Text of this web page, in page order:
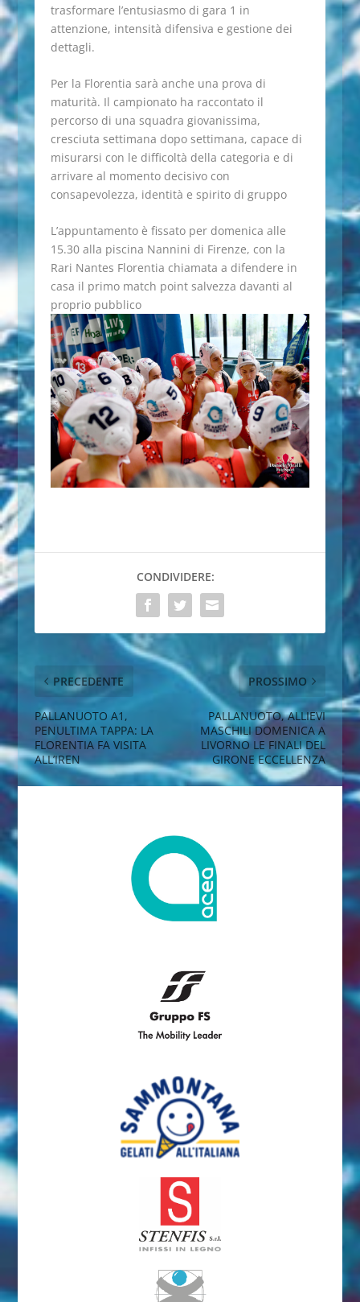
trasformare l’entusiasmo di gara 1 in
attenzione, intensità difensiva e gestione dei
dettagli.
Per la Florentia sarà anche una prova di
maturità. Il campionato ha raccontato il
percorso di una squadra giovanissima,
cresciuta settimana dopo settimana, capace di
misurarsi con le difficoltà della categoria e di
arrivare al momento decisivo con
consapevolezza, identità e spirito di gruppo
L’appuntamento è fissato per domenica alle
15.30 alla piscina Nannini di Firenze, con la
Rari Nantes Florentia chiamata a difendere in
casa il primo match point salvezza davanti al
proprio pubblico
CONDIVIDERE:
PRECEDENTE
PALLANUOTO A1,
PENULTIMA TAPPA: LA
FLORENTIA FA VISITA
ALL’IREN
PROSSIMO
PALLANUOTO, ALLIEVI
MASCHILI DOMENICA A
LIVORNO LE FINALI DEL
GIRONE ECCELLENZA